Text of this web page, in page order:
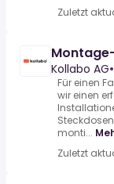
Zuletzt
Kollabo AG•
Für einen
wir einen
monti...
Zuletzt